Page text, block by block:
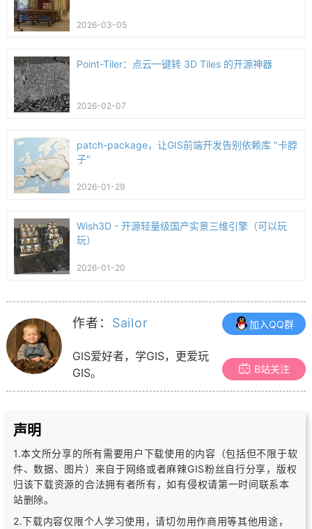
2026-03-05
Point-Tiler：点云一键转 3D Tiles 的开源神器
2026-02-07
patch-package，让GIS前端开发告别依赖库 "卡脖
子"
2026-01-29
Wish3D - 开源轻量级国产实景三维引擎（可以玩
玩）
2026-01-20
作者： Sailor
GIS爱好者，学GIS，更爱玩
GIS。
加入QQ群
B站关注
声明
1.本文所分享的所有需要用户下载使用的内容（包括但不限于软
件、数据、图片） 来自于网络或者麻辣GIS粉丝自行分享，版权
归该下载资源的合法拥有者所有，如有侵权请第一时间联系本
站删除。
2.下载内容仅限个人学习使用，请切勿用作商用等其他用途，